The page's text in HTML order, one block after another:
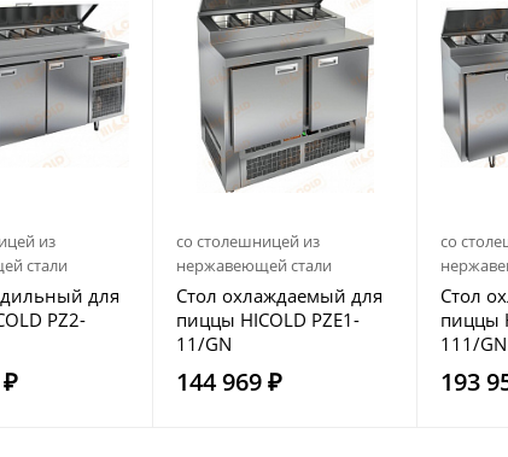
из
стали
для
PZ2-
со столешницей из
нержавеющей стали
Стол охлаждаемый для
пиццы HICOLD PZE1-
11/GN
144 969 ₽
со
Стол
пиццы
111/GN
193